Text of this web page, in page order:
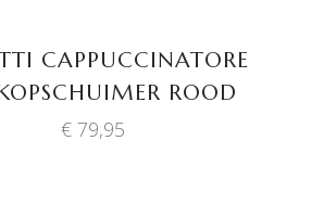
CAPPUCCINATORE
ROOD
€79,95